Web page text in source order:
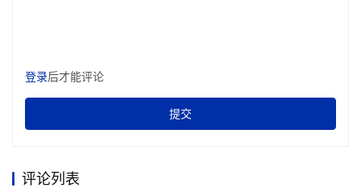
登录后才能评论
提交
评论列表